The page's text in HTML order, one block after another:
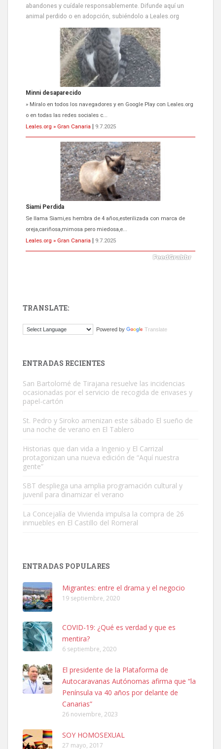
abandones y cuídale responsablemente. Difunde aquí un
animal perdido o en adopción, subiéndolo a Leales.org
Siami Perdida
Se llama Siami,es hembra de 4 años,esterilizada con marca de
oreja,cariñosa,mimosa pero miedosa,e...
Leales.org » Gran Canaria
9.7.2025
ADOPCIÓN URGENTE GATA TEROR GRAN CANARIA
El ayuntamiento se va a llevar a Los Gatos callejeros de la zona los
próximos días, ella incluida...
Leales.org » Gran Canaria
9.7.2025
Este gato macho ha aparecido en la calle hace menos de un mes,
Busco adopción responsable para mi perra. Pastor alemán,
hembra, 4 años. Por motivos personales ...
Leales.org » Gran Canaria
Leales.org » Gran Canaria
Ninfa perdida
El día 5 se los perdió una ninfa papillera, asustada tiene miedo a la
calle, se perdió por la zon...
Leales.org » Gran Canaria
6.7.2025
TRANSLATE:
Powered by Translate
ENTRADAS RECIENTES
San Bartolomé de Tirajana resuelve las incidencias
ocasionadas por el servicio de recogida de envases y
papel-cartón
St. Pedro y Siroko amenizan este sábado El sueño de
una noche de verano en El Tablero
Historias que dan vida a Ingenio y El Carrizal
protagonizan una nueva edición de “Aquí nuestra
gente”
SBT despliega una amplia programación cultural y
juvenil para dinamizar el verano
La Concejalía de Vivienda impulsa la compra de 26
inmuebles en El Castillo del Romeral
ENTRADAS POPULARES
Migrantes: entre el drama y el negocio
19 septiembre, 2020
COVID-19: ¿Qué es verdad y que es
mentira?
6 septiembre, 2020
El presidente de la Plataforma de
Autocaravanas Autónomas afirma que “la
Península va 40 años por delante de
Canarias”
26 noviembre, 2023
SOY HOMOSEXUAL
27 mayo, 2017